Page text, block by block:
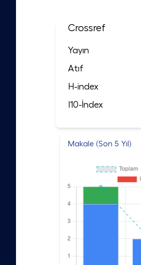
Crossref
Yayın
Atıf
H-index
I10-İndex
Makale (Son 5 Yıl)